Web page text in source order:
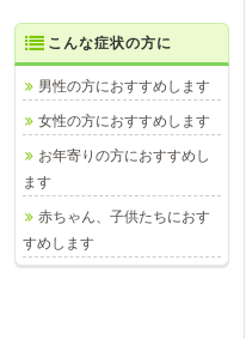
こんな症状の方に
男性の方におすすめします
女性の方におすすめします
お年寄りの方におすすめし
ます
赤ちゃん、子供たちにおす
すめします